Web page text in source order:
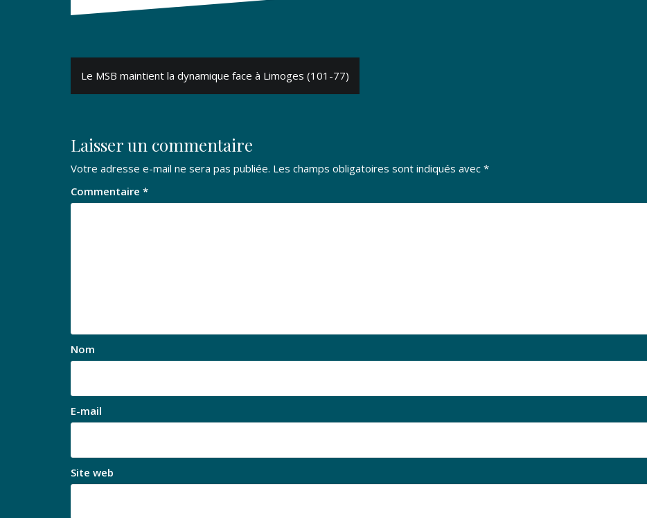
Navigation
de
Le MSB maintient la dynamique face à Limoges (101-77)
Laisser un commentaire
Votre adresse e-mail ne sera pas publiée. Les champs obligatoires sont indiqués avec *
Commentaire *
Nom
E-mail
Site web